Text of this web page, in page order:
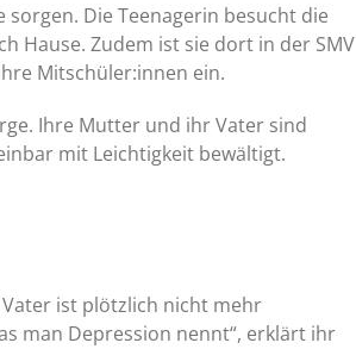
Die Teenagerin besucht die
Hause. Zudem ist sie dort in der SMV
Mitschüler:innen ein.
Ihre Mutter und ihr Vater sind
mit Leichtigkeit bewältigt.
ist plötzlich nicht mehr
man Depression nennt“, erklärt ihr